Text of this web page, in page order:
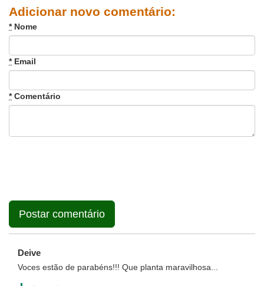
Adicionar novo comentário:
*Nome
*Email
*Comentário
Deive
Voces estão de parabéns!!! Que planta maravilhosa...